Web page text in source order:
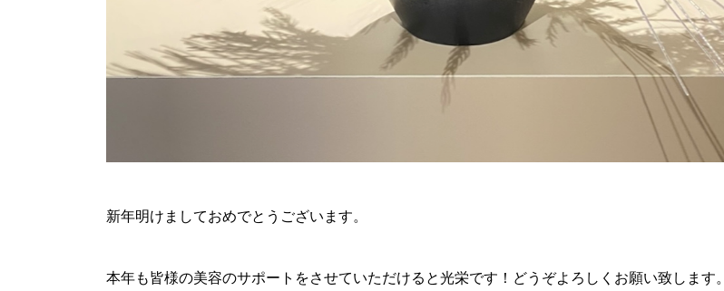
新年明けましておめでとうございます。
本年も皆様の美容のサポートをさせていただけると光栄です！どうぞよろしくお願い致します。